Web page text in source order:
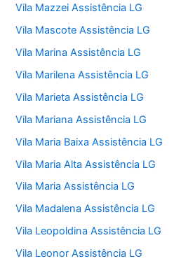
Vila Mazzei Assistência LG
Vila Mascote Assistência LG
Vila Marina Assistência LG
Vila Marilena Assistência LG
Vila Marieta Assistência LG
Vila Mariana Assistência LG
Vila Maria Baixa Assistência LG
Vila Maria Alta Assistência LG
Vila Maria Assistência LG
Vila Madalena Assistência LG
Vila Leopoldina Assistência LG
Vila Leonor Assistência LG